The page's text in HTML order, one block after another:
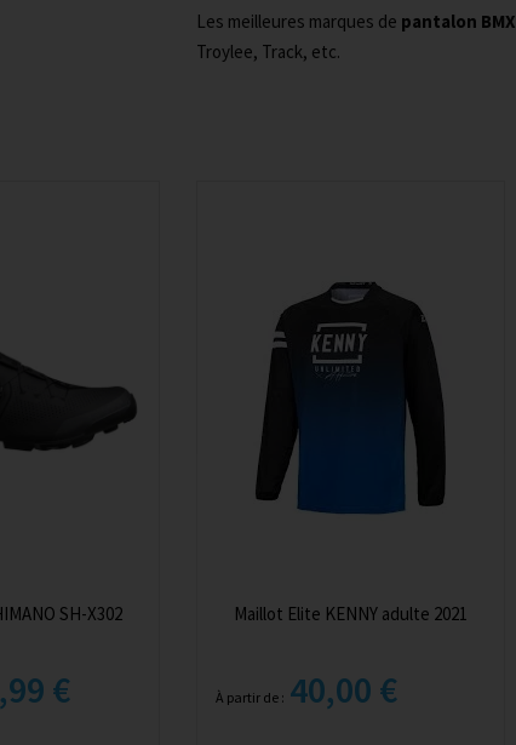
Les meilleures marques de pantalon BMX
Troylee, Track, etc.
SH-X302
€
Maillot Elite KENNY adulte 2021
À partir de : 40,00 €